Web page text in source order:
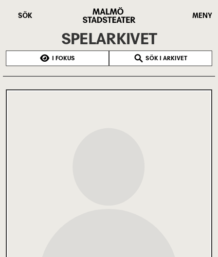
SÖK
Stadsteater
MENY
SPELARKIVET
I FOKUS SÖK I ARKIVET